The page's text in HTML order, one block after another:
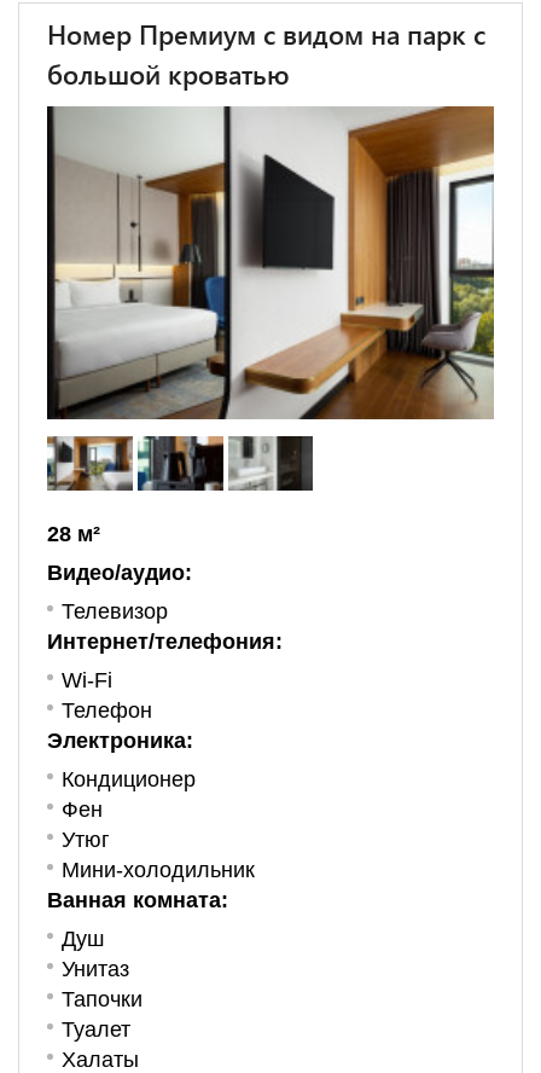
Номер Премиум с видом на парк с
большой кроватью
28 м²
Видео/аудио:
Телевизор
Интернет/телефония:
Wi-Fi
Телефон
Электроника:
Кондиционер
Фен
Утюг
Мини-холодильник
Ванная комната:
Душ
Унитаз
Тапочки
Туалет
Халаты